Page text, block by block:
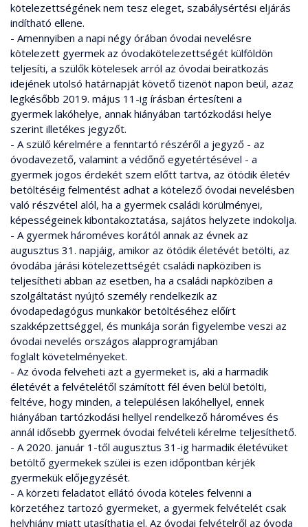
kötelezettségének nem tesz eleget, szabálysértési eljárás
indítható ellene.
- Amennyiben a napi négy órában óvodai nevelésre
kötelezett gyermek az óvodakötelezettségét külföldön
teljesíti, a szülők kötelesek arról az óvodai beiratkozás
idejének utolsó határnapját követő tizenöt napon beül, azaz
legkésőbb 2019. május 11-ig írásban értesíteni a
gyermek lakóhelye, annak hiányában tartózkodási helye
szerint illetékes jegyzőt.
- A szülő kérelmére a fenntartó részéről a jegyző - az
óvodavezető, valamint a védőnő egyetértésével - a
gyermek jogos érdekét szem előtt tartva, az ötödik életév
betöltéséig felmentést adhat a kötelező óvodai nevelésben
való részvétel alól, ha a gyermek családi körülményei,
képességeinek kibontakoztatása, sajátos helyzete indokolja.
- A gyermek hároméves korától annak az évnek az
augusztus 31. napjáig, amikor az ötödik életévét betölti, az
óvodába járási kötelezettségét családi napköziben is
teljesítheti abban az esetben, ha a családi napköziben a
szolgáltatást nyújtó személy rendelkezik az
óvodapedagógus munkakör betöltéséhez előírt
szakképzettséggel, és munkája során figyelembe veszi az
óvodai nevelés országos alapprogramjában
foglalt követelményeket.
- Az óvoda felveheti azt a gyermeket is, aki a harmadik
életévét a felvételétől számított fél éven belül betölti,
feltéve, hogy minden, a településen lakóhellyel, ennek
hiányában tartózkodási hellyel rendelkező hároméves és
annál idősebb gyermek óvodai felvételi kérelme teljesíthető.
- A 2020. január 1-től augusztus 31-ig harmadik életévüket
betöltő gyermekek szülei is ezen időpontban kérjék
gyermekük előjegyzését.
- A körzeti feladatot ellátó óvoda köteles felvenni a
körzetéhez tartozó gyermeket, a gyermek felvételét csak
helyhiány miatt utasíthatja el. Az óvodai felvételről az óvoda